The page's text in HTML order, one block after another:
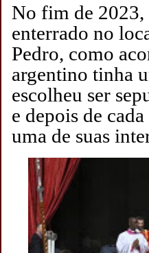
No fim de 2023,
enterrado no
Pedro, como
argentino tinha
escolheu ser
e depois de
uma de suas